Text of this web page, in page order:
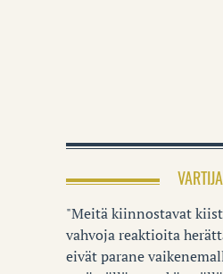
VARTIJA
"Meitä kiinnostavat
vahvoja reaktioita
eivät parane